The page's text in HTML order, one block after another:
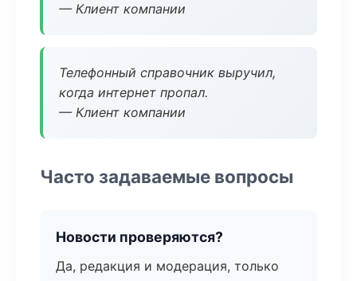
— Клиент компании
Телефонный справочник выручил,
когда интернет пропал.
— Клиент компании
Часто задаваемые вопросы
Новости проверяются?
Да, редакция и модерация, только